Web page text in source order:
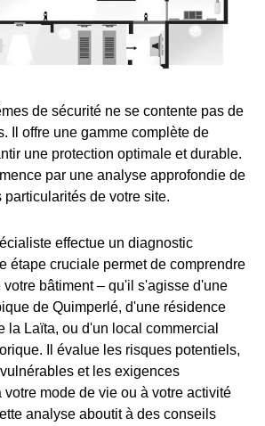
de sécurité ne se contente pas de
Il offre une gamme complète de
une protection optimale et durable.
par une analyse approfondie de
de votre site.
effectue un diagnostic
étape cruciale permet de comprendre
votre bâtiment – qu'il s'agisse d'une
de Quimperlé, d'une résidence
la Laïta, ou d'un local commercial
Il évalue les risques potentiels,
et les exigences
mode de vie ou à votre activité
analyse aboutit à des conseils